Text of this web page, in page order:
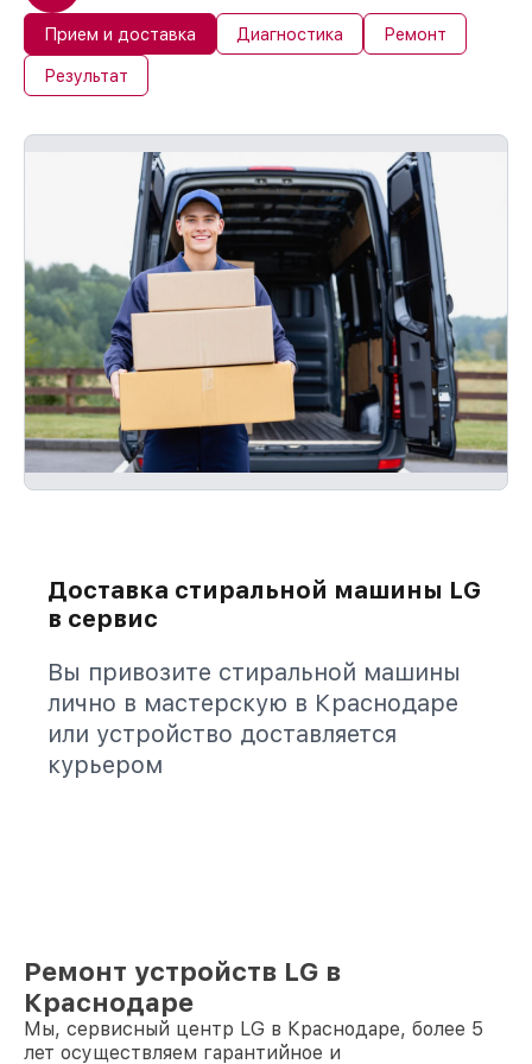
Прием и доставка Диагностика Ремонт
Результат
Доставка стиральной машины LG
в сервис
Вы привозите стиральной машины
лично в мастерскую в Краснодаре
или устройство доставляется
курьером
Ремонт устройств LG в
Краснодаре
Мы, сервисный центр LG в Краснодаре, более 5
лет осуществляем гарантийное и